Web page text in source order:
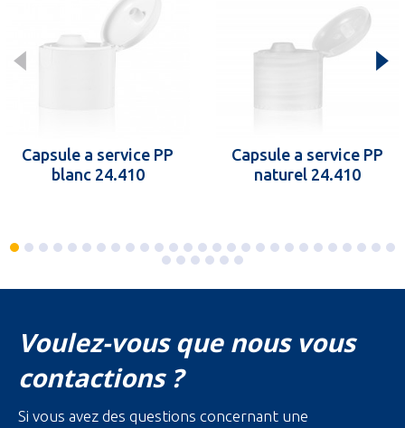
Capsule a service PP
blanc 24.410
Capsule a service PP
naturel 24.410
Voulez-vous que nous vous
contactions ?
Si vous avez des questions concernant une